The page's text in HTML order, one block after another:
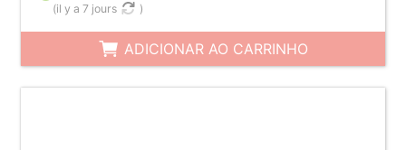
(il y a 7 jours )
ADICIONAR AO CARRINHO